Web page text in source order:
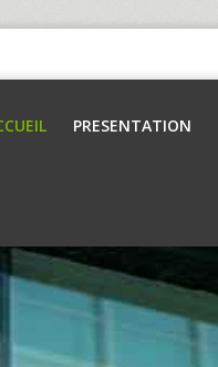
PRESENTATION